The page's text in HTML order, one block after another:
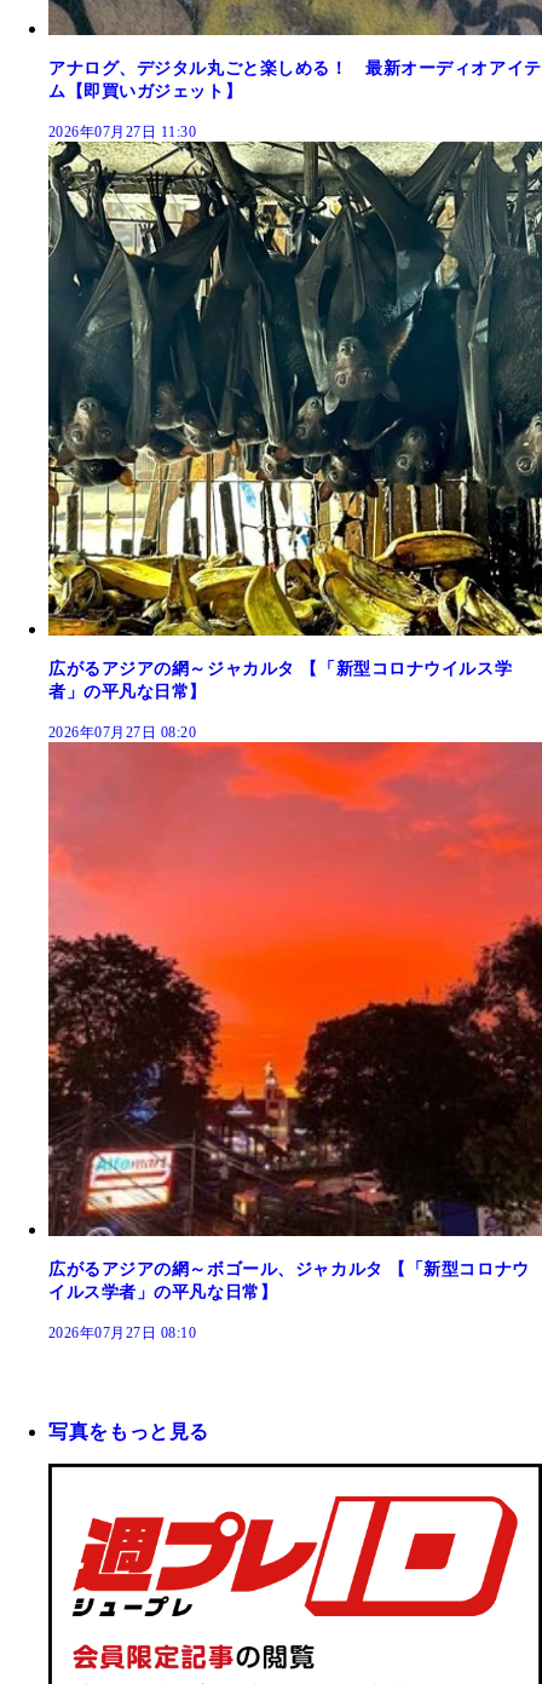
アナログ、デジタル丸ごと楽しめる！ 最新オーディオアイテ
ム【即買いガジェット】
2026年07月27日 11:30
広がるアジアの網～ジャカルタ 【「新型コロナウイルス学
者」の平凡な日常】
2026年07月27日 08:20
広がるアジアの網～ボゴール、ジャカルタ 【「新型コロナウ
イルス学者」の平凡な日常】
2026年07月27日 08:10
写真をもっと見る